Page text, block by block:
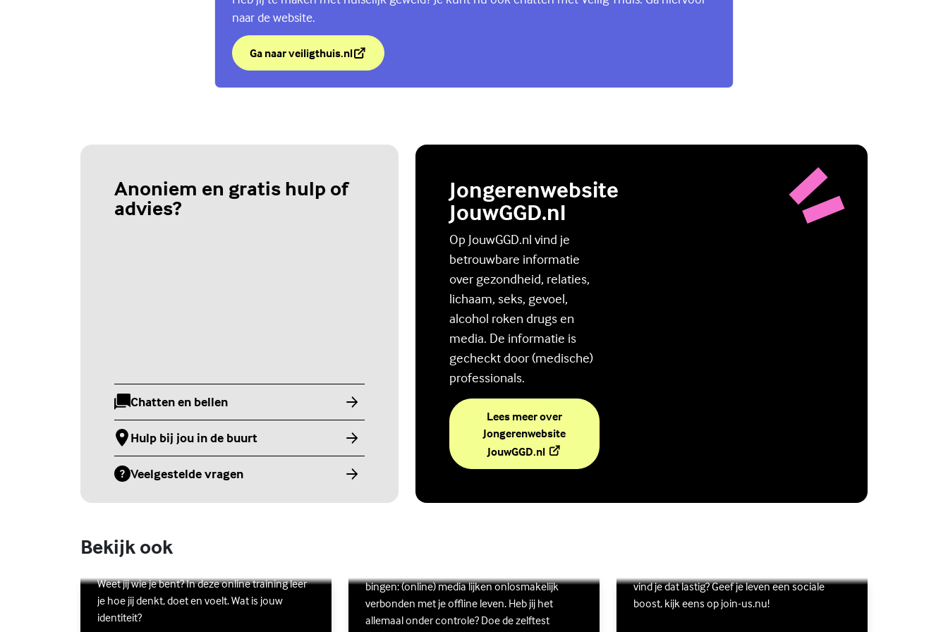
naar de website.
Ga naar veiligthuis.nl
over Chat Veilig Thuis
(Externe link)
Anoniem en gratis hulp of
advies?
Chatten en bellen
(Externe link)
Hulp bij jou in de buurt
(Externe link)
Veelgestelde vragen
(Externe link)
Jongerenwebsite
JouwGGD.nl
Op JouwGGD.nl vind je
betrouwbare informatie
over gezondheid, relaties,
lichaam, seks, gevoel,
alcohol roken drugs en
media. De informatie is
gecheckt door (medische)
professionals.
Lees meer over
Jongerenwebsite
JouwGGD.nl(Externe link)
Bekijk ook
Online zelfhulptraining - Wie ben
Weet jij wie je bent? In deze online training leer
je hoe jij denkt, doet en voelt. Wat is jouw
identiteit?
Lees meer over Online zelfhulptraining - Wie ben ik?
(Externe link)
bingen: (online) media lijken onlosmakelijk
verbonden met je offline leven. Heb jij het
allemaal onder controle? Doe de zelftest
Lees meer over Ben jij digitaal in balans?
(Externe link)
vind je dat lastig? Geef je leven een sociale
boost, kijk eens op join-us.nu!
Lees meer over Vriendschap
(Externe link)